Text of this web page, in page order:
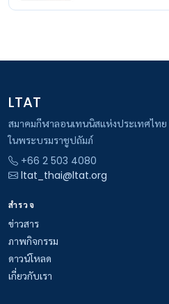
LTAT
สมาคมกีฬาลอนเทนนิสแห่งประเทศไทย
ในพระบรมราชูปถัมภ์
+66 2 503 4080
ltat_thai@ltat.org
สำรวจ
ข่าวสาร
ภาพกิจกรรม
ดาวน์โหลด
เกี่ยวกับเรา